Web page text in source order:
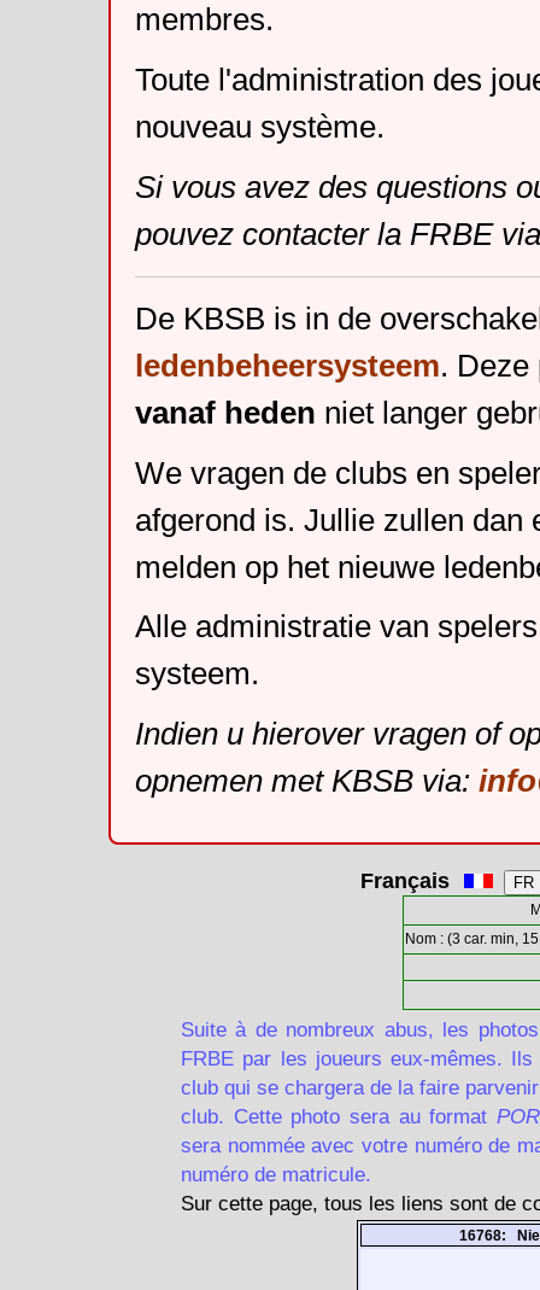
membres.
Toute l'administration des
nouveau système.
Si vous avez des questions
pouvez contacter la FRBE
De KBSB is in de
ledenbeheersysteem. Deze
vanaf heden niet langer
We vragen de clubs en
afgerond is. Jullie zullen dan
melden op het nieuwe
Alle administratie van
systeem.
Indien u hierover vragen of
opnemen met KBSB via:
Français
Nom : (3 car. min,
Suite à de nombreux abus, les
FRBE par les joueurs eux-mêmes.
club qui se chargera de la faire
club. Cette photo sera au format
sera nommée avec votre numéro de
numéro de matricule.
Sur cette page, tous les liens sont de
16768: